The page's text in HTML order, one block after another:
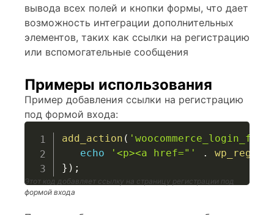
вывода всех полей и кнопки формы, что дает
возможность интеграции дополнительных
элементов, таких как ссылки на регистрацию
или вспомогательные сообщения
Примеры использования
Пример добавления ссылки на регистрацию
под формой входа:
add_action (
echo
'<p><a href="' .
} ) ;
Этот код добавляет ссылку на страницу регистрации под
формой входа